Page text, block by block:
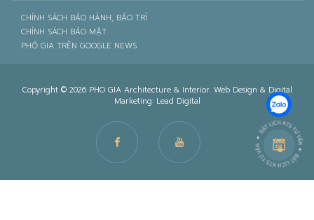
CHÍNH SÁCH BẢO HÀNH, BẢO TRÌ
CHÍNH SÁCH BẢO MẬT
PHỐ GIA TRÊN GOOGLE NEWS
Copyright © 2026 PHO GIA Architecture & Interior. Web Design & Digital
Marketing: Lead Digital